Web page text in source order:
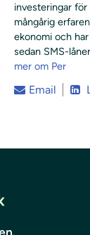
investeringar för
mångårig
ekonomi och
sedan SMS-
mer om Per
Email